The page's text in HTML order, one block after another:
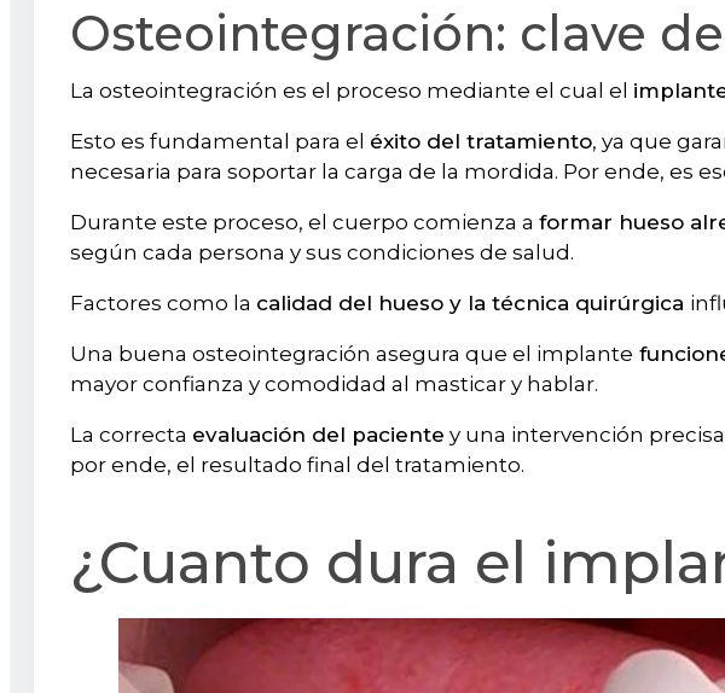
Osteointegración: clave
La osteointegración es el proceso mediante el cual el
Esto es fundamental para el éxito del tratamiento, ya que
necesaria para soportar la carga de la mordida. Por ende, es
Durante este proceso, el cuerpo comienza a formar hueso
según cada persona y sus condiciones de salud.
Factores como la calidad del hueso y la técnica quirúrgica
Una buena osteointegración asegura que el implante
mayor confianza y comodidad al masticar y hablar.
La correcta evaluación del paciente y una intervención
por ende, el resultado final del tratamiento.
¿Cuanto dura el